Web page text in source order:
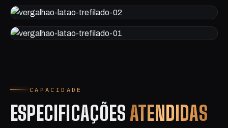
CAPACIDADE
ESPECIFICAÇÕESATENDIDAS